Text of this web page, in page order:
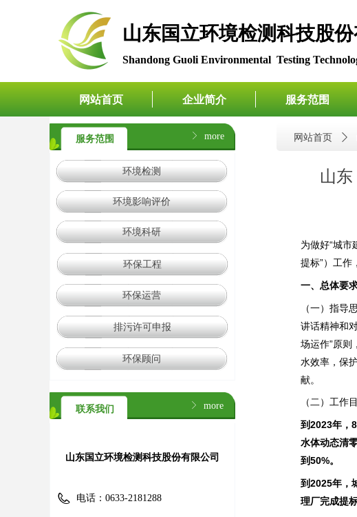
山东国立环境检测科技股份
Shandong Guoli Environmental Testing
网站首页 企业简介 服务范围
网站首页 ꄲ
ꁕ more
联系我们
山东国立环境检测科技股份有限公司
电话： 0633-2181288
山
为做好“城市
提标”）工作
一、总体要
（一）指导
讲话精神和
场运作”原则
水效率，保
献。
（二）工作
到2023年，
水体动态清
到50%。
到2025年，
理厂完成提
山
ꁕ more
服务范围
环境影响评价
环境检测
环境科研
环保工程
环保运营
排污许可申报
环保顾问